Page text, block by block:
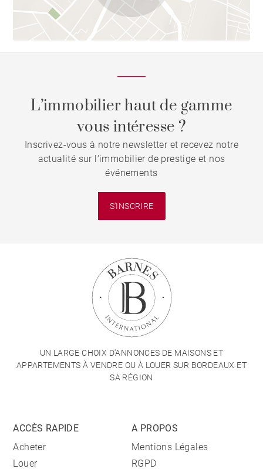
L’immobilier haut de gamme
vous intéresse ?
Inscrivez-vous à notre newsletter et recevez notre
actualité sur l'immobilier de prestige et nos
événements
S'INSCRIRE
UN LARGE CHOIX D'ANNONCES DE MAISONS ET
APPARTEMENTS À VENDRE OU À LOUER SUR BORDEAUX ET
SA RÉGION
ACCÈS RAPIDE
Acheter
Louer
A PROPOS
Mentions Légales
RGPD